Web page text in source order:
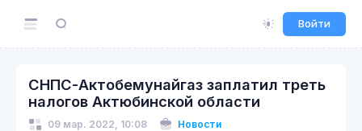
Войти
СНПС-Актобемунайгаз заплатил треть
налогов Актюбинской области
09 мар. 2022, 10:08
Новости